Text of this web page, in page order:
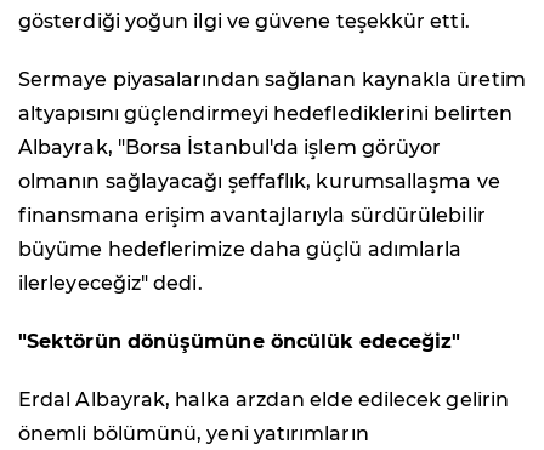
gösterdiği yoğun ilgi ve güvene teşekkür etti.
Sermaye piyasalarından sağlanan kaynakla üretim
altyapısını güçlendirmeyi hedeflediklerini belirten
Albayrak, "Borsa İstanbul'da işlem görüyor
olmanın sağlayacağı şeffaflık, kurumsallaşma ve
finansmana erişim avantajlarıyla sürdürülebilir
büyüme hedeflerimize daha güçlü adımlarla
ilerleyeceğiz" dedi.
"Sektörün dönüşümüne öncülük edeceğiz"
Erdal Albayrak, halka arzdan elde edilecek gelirin
önemli bölümünü, yeni yatırımların